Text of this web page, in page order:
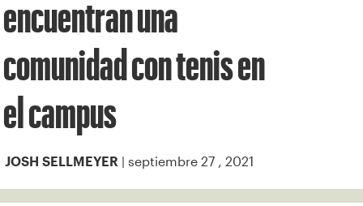
encuentran una
comunidad con tenis en
el campus
JOSH SELLMEYER | septiembre 27 , 2021